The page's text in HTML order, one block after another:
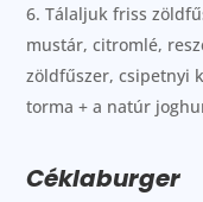
Tálaljuk friss
mustár, citromlé,
zöldfűszer, csipetnyi
torma + a natúr
Céklaburger